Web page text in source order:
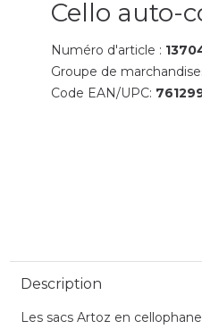
Cello auto-
Numéro d'article :
Groupe de
Code EAN/UPC:
Description
Les sacs Artoz en